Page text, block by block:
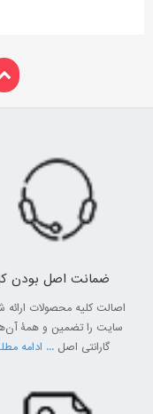
ضمانت اصل بودن
اصالت کلیه محصولات ارائه
سایت را تضمین و همۀ آن‌ها
گارانتی اصل ... ادامه